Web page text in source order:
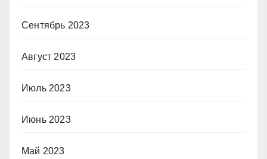
Сентябрь 2023
Август 2023
Июль 2023
Июнь 2023
Май 2023